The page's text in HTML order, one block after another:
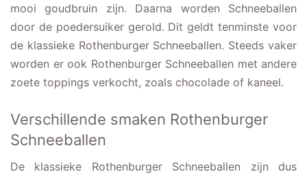
mooi goudbruin zijn. Daarna worden Schneeballen
door de poedersuiker gerold. Dit geldt tenminste voor
de klassieke Rothenburger Schneeballen. Steeds vaker
worden er ook Rothenburger Schneeballen met andere
zoete toppings verkocht, zoals chocolade of kaneel.
Verschillende smaken Rothenburger
Schneeballen
De klassieke Rothenburger Schneeballen zijn dus